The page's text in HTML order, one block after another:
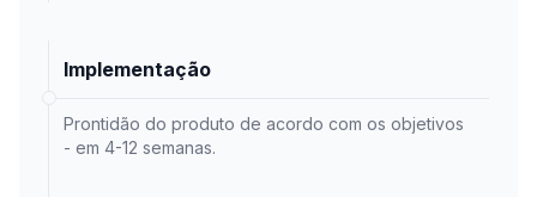
Implementação
Prontidão do produto de acordo com os objetivos
- em 4-12 semanas.